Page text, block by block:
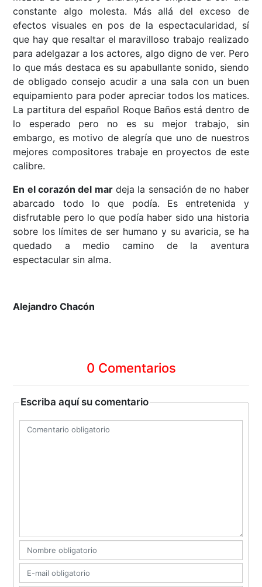
constante algo molesta. Más allá del exceso de
efectos visuales en pos de la espectacularidad, sí
que hay que resaltar el maravilloso trabajo realizado
para adelgazar a los actores, algo digno de ver. Pero
lo que más destaca es su apabullante sonido, siendo
de obligado consejo acudir a una sala con un buen
equipamiento para poder apreciar todos los matices.
La partitura del español Roque Baños está dentro de
lo esperado pero no es su mejor trabajo, sin
embargo, es motivo de alegría que uno de nuestros
mejores compositores trabaje en proyectos de este
calibre.
En el corazón del mardeja la sensación de no haber
abarcado todo lo que podía. Es entretenida y
disfrutable pero lo que podía haber sido una historia
sobre los límites de ser humano y su avaricia, se ha
quedado a medio camino de la aventura
espectacular sin alma.
Alejandro Chacón
0 Comentarios
Escriba aquí su comentario